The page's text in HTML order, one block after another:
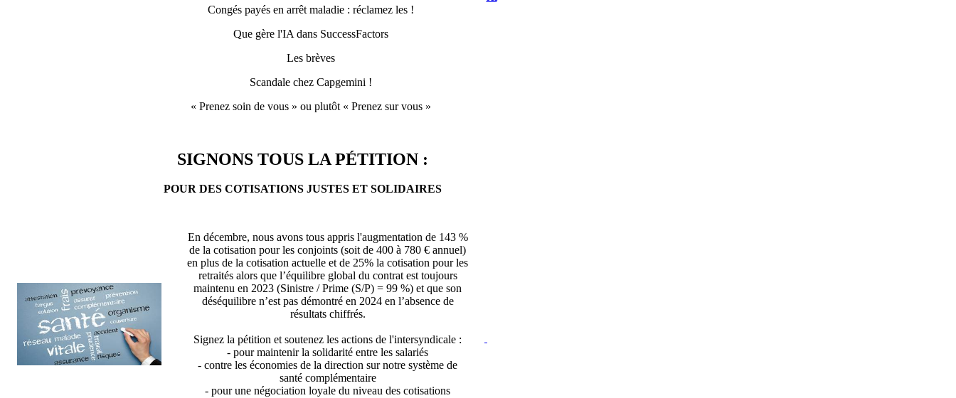
Congés payés en arrêt maladie : réclamez les !
Que gère l'IA dans SuccessFactors
Les brèves
Scandale chez Capgemini !
« Prenez soin de vous » ou plutôt « Prenez sur vous »
SIGNONS TOUS LA PÉTITION :
POUR DES COTISATIONS JUSTES ET SOLIDAIRES
En décembre, nous avons tous appris l'augmentation de 143 %
de la cotisation pour les conjoints (soit de 400 à 780 € annuel)
en plus de la cotisation actuelle et de 25% la cotisation pour les
retraités alors que l’équilibre global du contrat est toujours
maintenu en 2023 (Sinistre / Prime (S/P) = 99 %) et que son
déséquilibre n’est pas démontré en 2024 en l’absence de
résultats chiffrés.
Signez la pétition et soutenez les actions de l'intersyndicale :
- pour maintenir la solidarité entre les salariés
- contre les économies de la direction sur notre système de
santé complémentaire
- pour une négociation loyale du niveau des cotisations